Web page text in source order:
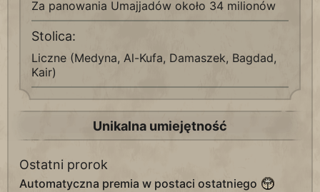
Za panowania Umajjadów około 34 milionów
Stolica:
Liczne (Medyna, Al-Kufa, Damaszek, Bagdad,
Kair)
Unikalna umiejętność
Ostatni prorok
Automatyczna premia w postaci ostatniego